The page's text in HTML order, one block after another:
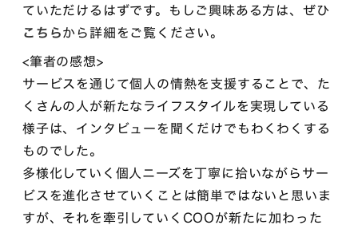
ていただけるはずです。もしご興味ある方は、ぜひ
こちらから詳細をご覧ください。
<筆者の感想>
サービスを通じて個人の情熱を支援することで、た
くさんの人が新たなライフスタイルを実現している
様子は、インタビューを聞くだけでもわくわくする
ものでした。
多様化していく個人ニーズを丁寧に拾いながらサー
ビスを進化させていくことは簡単ではないと思いま
すが、それを牽引していくCOOが新たに加わった